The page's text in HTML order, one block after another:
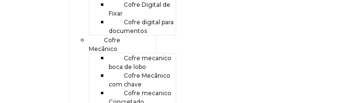
Cofre Digital de
Fixar
Cofre digital para
documentos
Cofre
Mecânico
Cofre mecanico
boca de lobo
Cofre Mecânico
com chave
Cofre mecanico